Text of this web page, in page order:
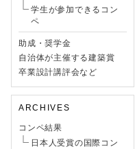
学生が参加できるコン
ペ
助成・奨学金
自治体が主催する建築賞
卒業設計講評会など
ARCHIVES
コンペ結果
日本人受賞の国際コン